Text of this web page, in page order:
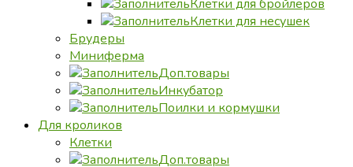
Клетки для бройлеров
Клетки для несушек
Брудеры
Миниферма
Доп.товары
Инкубатор
Поилки и кормушки
Для кроликов
Клетки
Доп.товары